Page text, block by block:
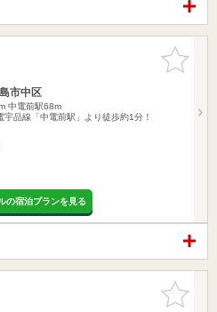
お気に入
りに追加
市中区
中電前駅68m
宇品線「中電前駅」より徒歩約1分！
の宿泊プランを見る
お気に入
りに追加